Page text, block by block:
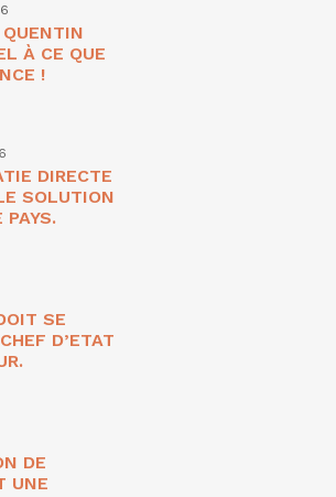
À CE QUE
!
DIRECTE
SOLUTION
PAYS.
SE
D’ETAT
DE
UNE